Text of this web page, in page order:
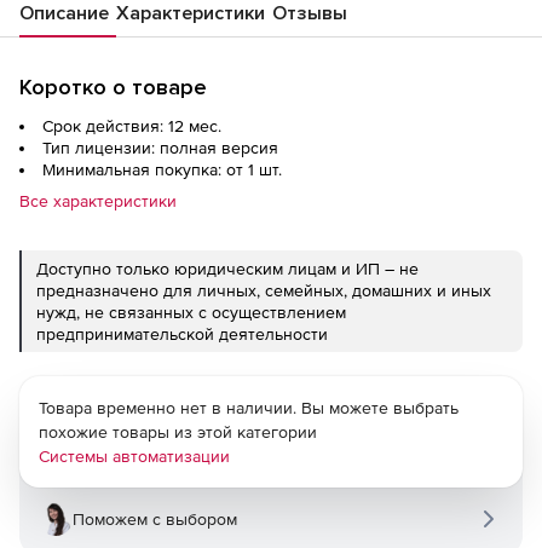
Описание Характеристики Отзывы
Коротко о товаре
Срок действия: 12 мес.
Тип лицензии: полная версия
Минимальная покупка: от 1 шт.
Все характеристики
Доступно только юридическим лицам и ИП – не
предназначено для личных, семейных, домашних и иных
нужд, не связанных с осуществлением
предпринимательской деятельности
Товара временно нет в наличии. Вы можете выбрать
похожие товары из этой категории
Системы автоматизации
Поможем с выбором